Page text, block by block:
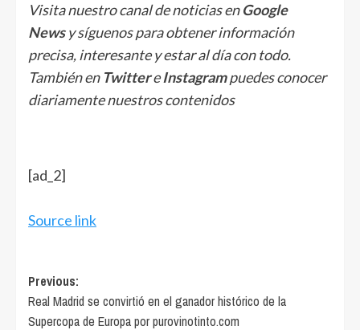
Visita nuestro canal de noticias enGoogle
Newsy síguenos para obtener información
precisa, interesante y estar al día con todo.
También en TwittereInstagrampuedes conocer
diariamente nuestros contenidos
[ad_2]
Source link
Post
navigation
Previous:
Real Madrid se convirtió en el ganador histórico de la
Supercopa de Europa por purovinotinto.com